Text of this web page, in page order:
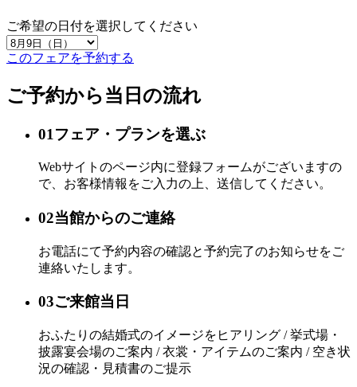
ご希望の日付を選択してください
このフェアを予約する
ご予約から当日の流れ
01 フェア・プランを選ぶ
Webサイトのページ内に登録フォームがございますの
で、お客様情報をご入力の上、送信してください。
02当館からのご連絡
お電話にて予約内容の確認と予約完了のお知らせをご
連絡いたします。
03ご来館当日
おふたりの結婚式のイメージをヒアリング / 挙式場・
披露宴会場のご案内 / 衣裳・アイテムのご案内 / 空き状
況の確認・見積書のご提示